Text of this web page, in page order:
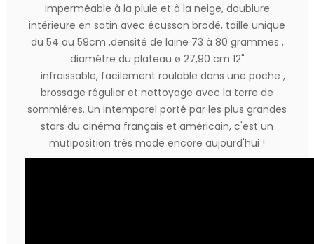
imperméable à la pluie et à la neige, doublure
intérieure en satin avec écusson brodé, taille unique
du 54 au 59cm ,densité de laine 73 à 80 grammes ,
diamétre du plateau ø 27,90 cm 12"
infroissable, facilement roulable dans une poche ,
brossage régulier et nettoyage avec la terre de
sommiéres. Un intemporel porté par les plus grandes
stars du cinéma français et américain, c'est un
mutiposition très mode encore aujourd'hui !